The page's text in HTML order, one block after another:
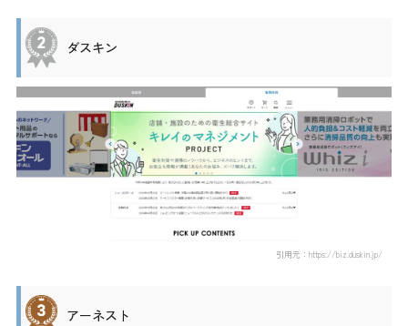
ダスキン
引用元：https://biz.duskin.jp/
アーネスト